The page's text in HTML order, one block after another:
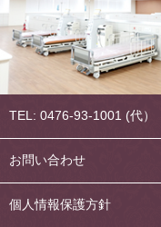
TEL: 0476-93-1001 (代）
お問い合わせ
個人情報保護方針